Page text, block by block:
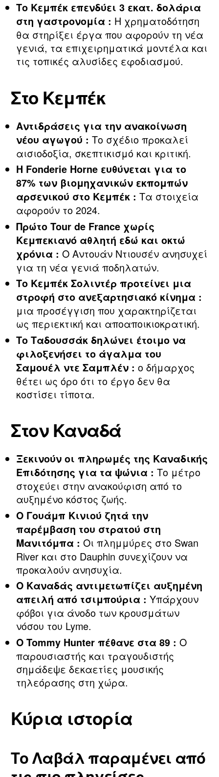
Το Κεμπέκ επενδύει 3 εκατ. δολάρια
στη γαστρονομία : Η χρηματοδότηση
θα στηρίξει έργα που αφορούν τη νέα
γενιά, τα επιχειρηματικά μοντέλα και
τις τοπικές αλυσίδες εφοδιασμού.
Στο Κεμπέκ
Αντιδράσεις για την ανακοίνωση
νέου αγωγού : Το σχέδιο προκαλεί
αισιοδοξία, σκεπτικισμό και κριτική.
Η Fonderie Horne ευθύνεται για το
87% των βιομηχανικών εκπομπών
αρσενικού στο Κεμπέκ : Τα στοιχεία
αφορούν το 2024.
Πρώτο Tour de France χωρίς
Κεμπεκιανό αθλητή εδώ και οκτώ
χρόνια : Ο Αντουάν Ντιουσέν ανησυχεί
για τη νέα γενιά ποδηλατών.
Το Κεμπέκ Σολιντέρ προτείνει μια
στροφή στο ανεξαρτησιακό κίνημα :
μια προσέγγιση που χαρακτηρίζεται
ως περιεκτική και αποαποικιοκρατική.
Το Ταδουσσάκ δηλώνει έτοιμο να
φιλοξενήσει το άγαλμα του
Σαμουέλ ντε Σαμπλέν : ο δήμαρχος
θέτει ως όρο ότι το έργο δεν θα
κοστίσει τίποτα.
Στον Καναδά
Ξεκινούν οι πληρωμές της Καναδικής
Επιδότησης για τα ψώνια : Το μέτρο
στοχεύει στην ανακούφιση από το
αυξημένο κόστος ζωής.
Ο Γουάμπ Κινιού ζητά την
παρέμβαση του στρατού στη
Μανιτόμπα : Οι πλημμύρες στο Swan
River και στο Dauphin συνεχίζουν να
προκαλούν ανησυχία.
Ο Καναδάς αντιμετωπίζει αυξημένη
απειλή από τσιμπούρια : Υπάρχουν
φόβοι για άνοδο των κρουσμάτων
νόσου του Lyme.
Ο Tommy Hunter πέθανε στα 89 : Ο
παρουσιαστής και τραγουδιστής
σημάδεψε δεκαετίες μουσικής
τηλεόρασης στη χώρα.
Κύρια ιστορία
Το Λαβάλ παραμένει από